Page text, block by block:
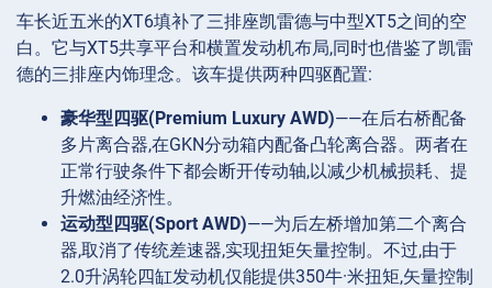
车长近五米的XT6填补了三排座凯雷德与中型XT5之间的空
白。它与XT5共享平台和横置发动机布局,同时也借鉴了凯雷
德的三排座内饰理念。该车提供两种四驱配置:
豪华型四驱(Premium Luxury AWD)——在后右桥配备
多片离合器,在GKN分动箱内配备凸轮离合器。两者在
正常行驶条件下都会断开传动轴,以减少机械损耗、提
升燃油经济性。
运动型四驱(Sport AWD)——为后左桥增加第二个离合
器,取消了传统差速器,实现扭矩矢量控制。不过,由于
2.0升涡轮四缸发动机仅能提供350牛·米扭矩,矢量控制